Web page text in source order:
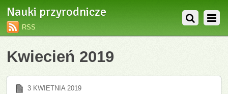
Nauki przyrodnicze
RSS
Kwiecień 2019
3 KWIETNIA 2019